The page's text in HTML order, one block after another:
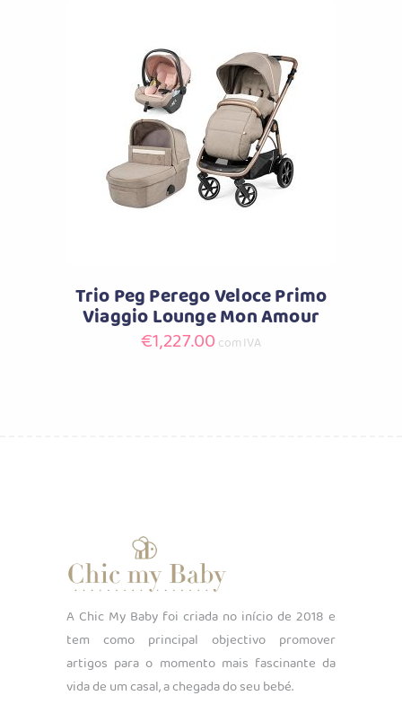
€459.95.€250.00.
Comprar
Trio Peg Perego Veloce Primo
Viaggio Lounge Mon Amour
€1,227.00 com IVA
A Chic My Baby foi criada no início de 2018 e
tem como principal objectivo promover
artigos para o momento mais fascinante da
vida de um casal, a chegada do seu bebé.